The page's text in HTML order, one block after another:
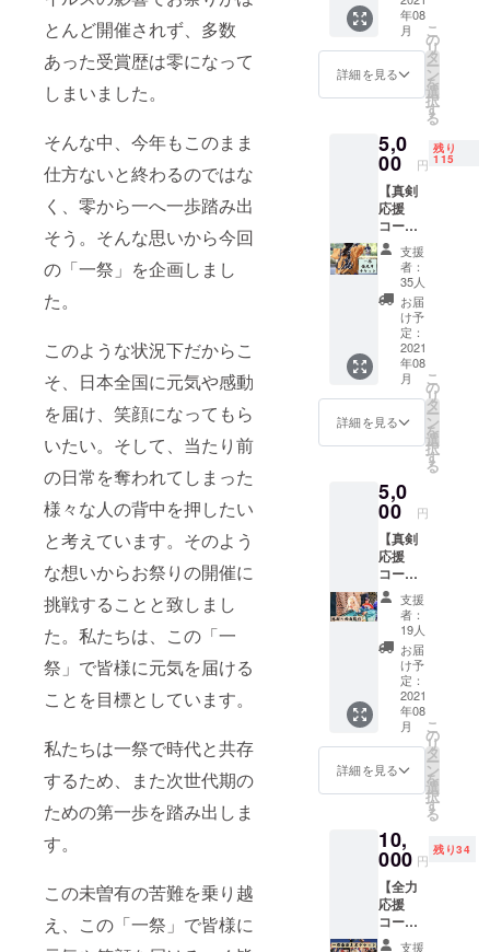
とんど開催されず、多数
あった受賞歴は零になって
しまいました。
そんな中、今年もこのまま
仕方ないと終わるのではな
く、零から一へ一歩踏み出
そう。そんな思いから今回
の「一祭」を企画しまし
た。
このような状況下だからこ
そ、日本全国に元気や感動
を届け、笑顔になってもら
いたい。そして、当たり前
の日常を奪われてしまった
様々な人の背中を押したい
と考えています。そのよう
な想いからお祭りの開催に
挑戦することと致しまし
た。私たちは、この「一
祭」で皆様に元気を届ける
ことを目標としています。
私たちは一祭で時代と共存
するため、また次世代期の
ための第一歩を踏み出しま
す。
この未曽有の苦難を乗り越
え、この「一祭」で皆様に
前 ※支
援時に
は必ず
備考欄
ご記入
くださ
い。 ※
掲載不
要の場
合は、
その旨
をご記
入くだ
さい。
※記入が
ない場
合は
CAMPF
IREにて
使用さ
れてい
を使用
させて
いただ
きま
す。 ※
特定の
人物を
比喩す
るお名
前や公
序良俗
に反す
るお名
前は掲
載をお
る事が
御座い
リジナ
ルス
テッ
カー送
付 ・エ
ンド
にお名
前を記
載 一祭
実行委
員よ
り、感
謝の気
持ちを
込めて
メッ
セージ
カード
を送ら
せてい
ただき
ます。
また、
提供い
たしま
す。さ
らに、
一祭の
エン
ディン
グで流
す映像
に支援
者様の
ご希望
のお名
前を掲
載させ
ていた
だきま
入必須
項目〉
・エン
ドロー
ル掲載
のお名
前 ※支
年08
月
詳細を見る
こ
の
リ
タ
ー
ン
を
選
択
す
る
5,0
00 円
残り
115
【真剣
応援
コース
A】 ・
一祭優
先席チ
ケット
・一祭
オリジ
ナルス
テッ
カー送
付 ・感
謝の
メッ
セージ
送付 ・
エンド
ロール
にお名
前を記
載 一祭
当日に
ステー
ジを見
やすい
観客席
をご用
意させ
ていた
だきま
す。 一
祭限定
しま
す。ま
た、一
祭実行
委員よ
り、感
謝の気
支援
者：
35人
お届
け予
定：
2021
年08
月
詳細を見る
こ
の
リ
タ
ー
ン
を
選
択
す
る
5,0
00 円
【真剣
応援
コース
B】 ・
感謝の
動画送
付 ・一
祭オリ
ジナル
ステッ
カー送
付 ・感
謝の
メッ
セージ
カード
エンド
ロール
にお名
前を記
載 一祭
実行委
員会よ
支援
者：
19人
お届
け予
定：
2021
年08
月
詳細を見る
こ
の
リ
タ
ー
ン
を
選
択
す
る
10,
000 円
残り34
【全力
応援
コース
A】 ・
支援